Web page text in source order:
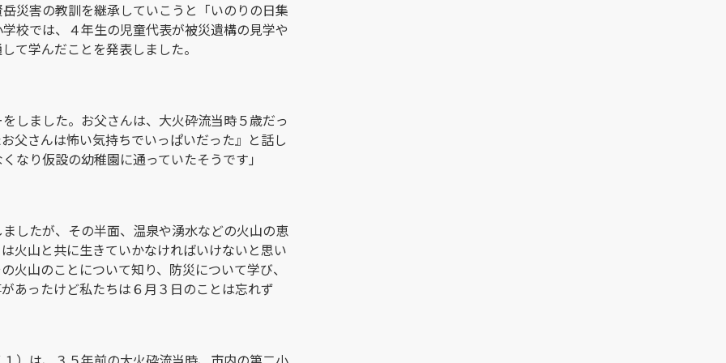
災害の教訓を継承していこうと「いのりの日集
校では、４年生の児童代表が被災遺構の見学や
て学んだことを発表しました。
しました。お父さんは、大火砕流当時５歳だっ
父さんは怖い気持ちでいっぱいだった』と話し
なり仮設の幼稚園に通っていたそうです」
したが、その半面、温泉や湧水などの火山の恵
火山と共に生きていかなければいけないと思い
火山のことについて知り、防災について学び、
あったけど私たちは６月３日のことは忘れず